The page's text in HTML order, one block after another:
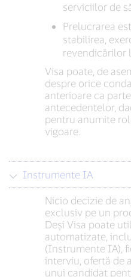
serviciilor de
Prelucrarea
stabilirea,
revendicărilor
Visa poate, de
despre orice
anterioare ca
antecedentelor,
pentru anumite
vigoare.
Instrumente IA
Nicio decizie de
exclusiv pe un
Deși Visa poate
automatizate,
(Instrumente IA),
interviu, ofertă de
unui candidat